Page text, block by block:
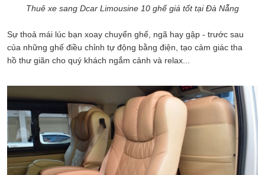
Thuê xe sang Dcar Limousine 10 ghế giá tốt tại Đà Nẵng
Sự thoả mái lúc bạn xoay chuyển ghế, ngã hay gập - trước sau
của những ghế điều chỉnh tự động bằng điện, tạo cảm giác tha
hồ thư giãn cho quý khách ngắm cảnh và relax...